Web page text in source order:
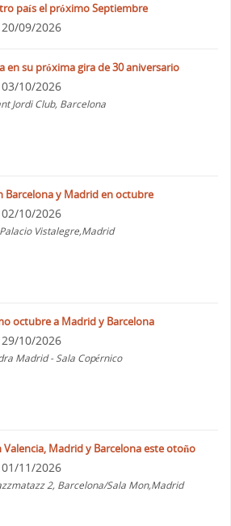
país el próximo Septiembre
20/09/2026
en su próxima gira de 30 aniversario
03/10/2026
Jordi Club, Barcelona
Barcelona y Madrid en octubre
02/10/2026
Vistalegre,Madrid
octubre a Madrid y Barcelona
29/10/2026
Madrid - Sala Copérnico
Valencia, Madrid y Barcelona este otoño
01/11/2026
2, Barcelona/Sala Mon,Madrid